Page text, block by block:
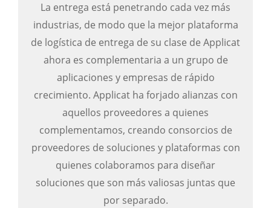
La entrega está penetrando cada vez más
industrias, de modo que la mejor plataforma
de logística de entrega de su clase de Applicat
ahora es complementaria a un grupo de
aplicaciones y empresas de rápido
crecimiento. Applicat ha forjado alianzas con
aquellos proveedores a quienes
complementamos, creando consorcios de
proveedores de soluciones y plataformas con
quienes colaboramos para diseñar
soluciones que son más valiosas juntas que
por separado.